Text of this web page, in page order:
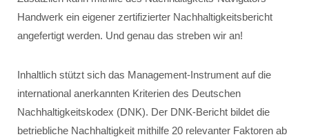
Handwerk ein eigener zertifizierter Nachhaltigkeitsbericht
angefertigt werden. Und genau das streben wir an!
Inhaltlich stützt sich das Management-Instrument auf die
international anerkannten Kriterien des Deutschen
Nachhaltigkeitskodex (DNK). Der DNK-Bericht bildet die
betriebliche Nachhaltigkeit mithilfe 20 relevanter Faktoren ab